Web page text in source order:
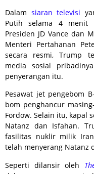
Dalam siaran televisi
Putih selama 4 menit
Presiden JD Vance dan
Menteri Pertahanan
secara resmi, Trump
media sosial
penyerangan itu.
Pesawat jet pengebom
bom penghancur
Fordow. Selain itu, kapal
Natanz dan Isfahan.
fasilitas nuklir milik
telah menyerang Natanz
Seperti dilansir oleh